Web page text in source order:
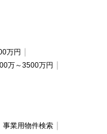
万円
万～3500万円
事業用物件検索